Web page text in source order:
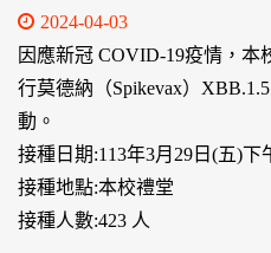
2024-04-03
因應新冠 COVID-19疫情，
行莫德納（Spikevax）
動。
接種日期:113年3月29日(五)下
接種地點:本校禮堂
接種人數:423 人